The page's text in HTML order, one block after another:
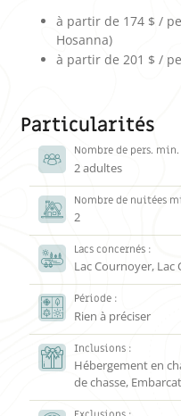
à partir de 174 $ /
Hosanna)
à partir de 201 $ /
Particularités
Nombre de pers. min.
2 adultes
Nombre de nuitées
2
Lacs concernés :
Lac Cournoyer, Lac
Période :
Rien à préciser
Inclusions :
Hébergement en
de chasse,